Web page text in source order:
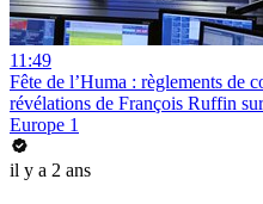
11:49
Fête de l’Huma : règlements de
révélations de François Ruffin
Europe 1
il y a 2 ans